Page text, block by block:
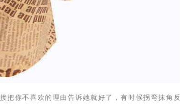
把你不喜欢的理由告诉她就好了，有时候拐弯抹角反